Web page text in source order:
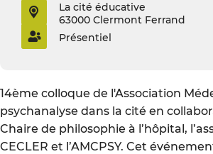
La cité éducative
63000 Clermont Ferrand
Présentiel
14ème colloque de l'Association
psychanalyse dans la cité en
Chaire de philosophie à l’hôpital,
CECLER et l’AMCPSY. Cet